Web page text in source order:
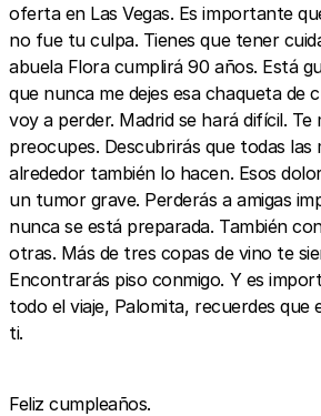
oferta en Las Vegas. Es importante
no fue tu culpa. Tienes que tener
abuela Flora cumplirá 90 años. Está
que nunca me dejes esa chaqueta de
voy a perder. Madrid se hará difícil.
preocupes. Descubrirás que todas las
alrededor también lo hacen. Esos
un tumor grave. Perderás a amigas
nunca se está preparada. También
otras. Más de tres copas de vino te
Encontrarás piso conmigo. Y es
todo el viaje, Palomita, recuerdes que
ti.
Feliz cumpleaños.